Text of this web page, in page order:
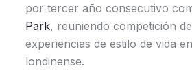
por tercer año consecutivo
Park, reuniendo competición
experiencias de estilo de vida
londinense.